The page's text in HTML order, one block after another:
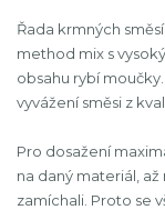
Řada krmných
method mix s
obsahu rybí
vyvážení směsi z
Pro dosažení
na daný materiál,
zamíchali. Proto se